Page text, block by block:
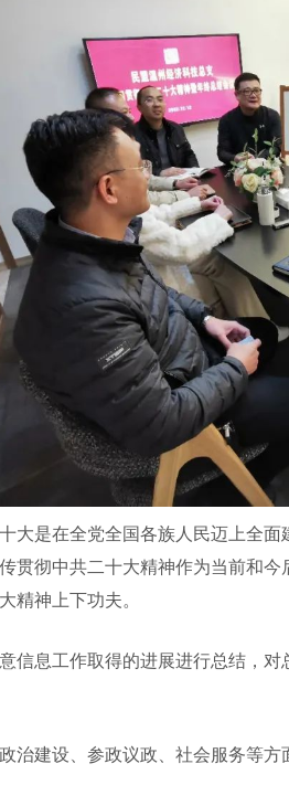
是在全党全国各族人民迈上全面
贯彻中共二十大精神作为当前和
精神上下功夫。
息工作取得的进展进行总结，对
建设、参政议政、社会服务等方